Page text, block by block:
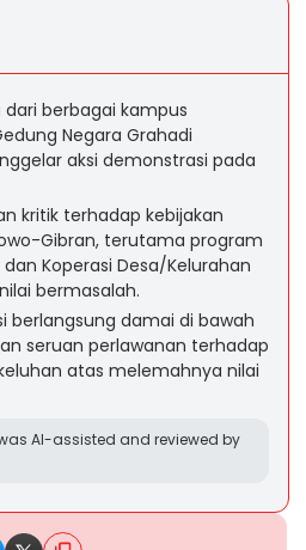
berbagai kampus
Negara Grahadi
aksi demonstrasi pada
kritik terhadap kebijakan
Gibran, terutama program
Koperasi Desa/Kelurahan
bermasalah.
berlangsung damai di bawah
seruan perlawanan terhadap
atas melemahnya nilai
AI-assisted and reviewed by